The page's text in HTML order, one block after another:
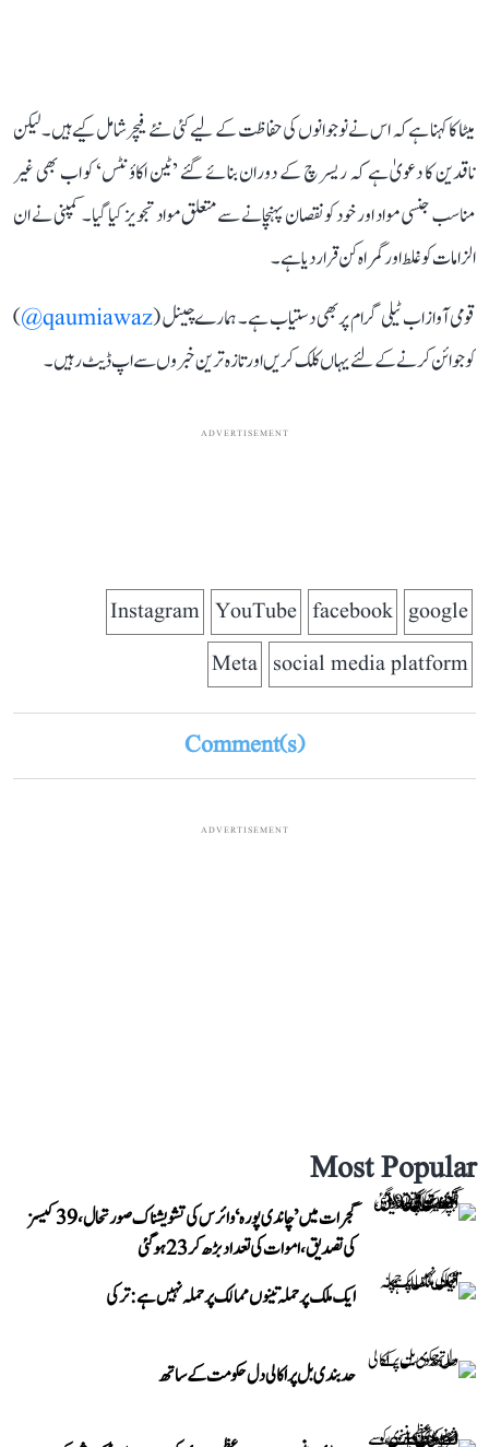
میٹا کا کہنا ہے کہ اس نے نوجوانوں کی حفاظت کے لیے کئی نئے فیچر شامل کیے ہیں۔ لیکن
ناقدین کا دعویٰ ہے کہ ریسرچ کے دوران بنائے گئے ’ٹین اکاؤنٹس‘ کو اب بھی غیر
مناسب جنسی مواد اور خود کو نقصان پہنچانے سے متعلق مواد تجویز کیا گیا۔ کمپنی نے ان
الزامات کو غلط اور گمراہ کن قرار دیا ہے۔
قومی آواز اب ٹیلی گرام پر بھی دستیاب ہے۔ ہمارے چینل (qaumiawaz@
)
کو جوائن کرنے کے لئے یہاں کلک کریں اور تازہ ترین خبروں سے اپ ڈیٹ رہیں۔
ADVERTISEMENT
google
facebook
YouTube
Instagram
social media platform
Meta
Comment(s)
ADVERTISEMENT
Most Popular
گجرات میں ’چاندی پورہ‘ وائرس کی تشویشناک صورتحال، 39 کیسز
کی تصدیق، اموات کی تعداد بڑھ کر 23 ہوگئی
ایک ملک پر حملہ تینوں ممالک پر حملہ نہیں ہے: ترکی
حد بندی بل پر اکالی دل حکومت کے ساتھ